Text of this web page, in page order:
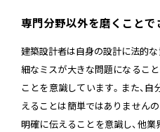
専門分野以外を磨くこと
建築設計者は自身の設計に法的
細なミスが大きな問題になるこ
ことを意識しています。また、
えることは簡単ではありません
明確に伝えることを意識し、他